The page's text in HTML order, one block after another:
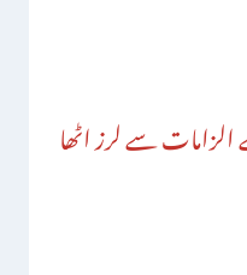
الزامات سے لرز اٹھا